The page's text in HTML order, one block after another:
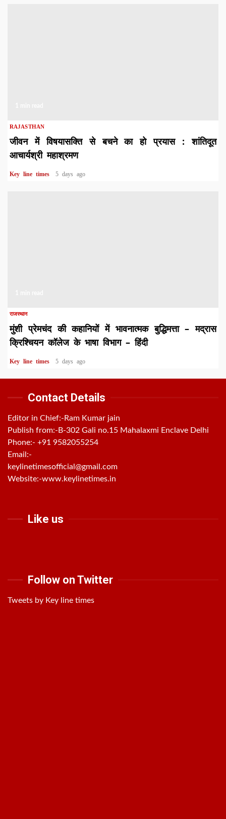
RAJASTHAN
जीवन में विषयासक्ति से बचने का हो प्रयास : शांतिदूत
आचार्यश्री महाश्रमण
Key line times 5 days ago
राजस्थान
मुंशी प्रेमचंद की कहानियों में भावनात्मक बुद्धिमत्ता – मद्रास
क्रिश्चियन कॉलेज के भाषा विभाग – हिंदी
Key line times 5 days ago
Contact Details
Editor in Chief:-Ram Kumar jain
Publish from:- B-302 Gali no.15 Mahalaxmi Enclave Delhi
Phone:- +91 9582055254
Email:-
keylinetimesofficial@gmail.com
Website:-www.keylinetimes.in
Like us
Follow on Twitter
Tweets by Key line times